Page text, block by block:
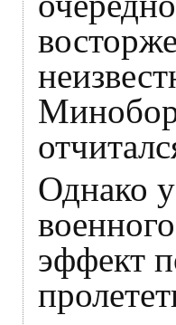
Однако
эффект